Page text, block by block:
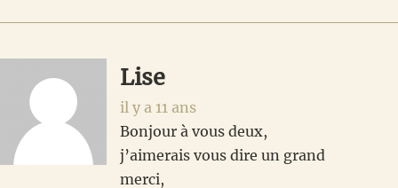
Lise
il y a 11 ans
Bonjour à vous deux,
j’aimerais vous dire un grand
merci,